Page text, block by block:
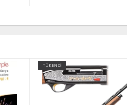
TÜKENDİ YENİ